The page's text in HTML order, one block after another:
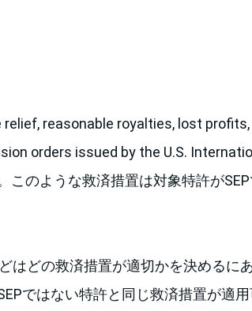
reasonable royalties, lost
orders issued by the U.S.
このような救済措置は対象特許が
はどの救済措置が適切かを決めるに
ではない特許と同じ救済措置が適用